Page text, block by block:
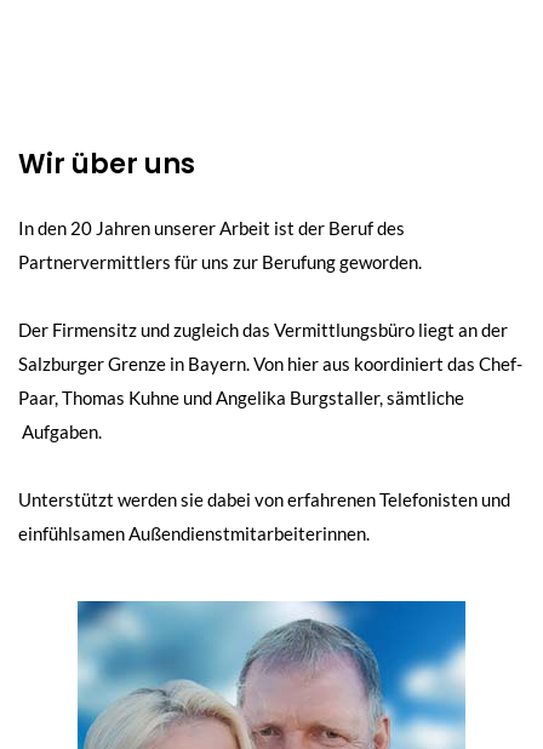
Wir über uns
In den 20 Jahren unserer Arbeit ist der Beruf des
Partnervermittlers für uns zur Berufung geworden.
Der Firmensitz und zugleich das Vermittlungsbüro liegt an der
Salzburger Grenze in Bayern. Von hier aus koordiniert das Chef-
Paar, Thomas Kuhne und Angelika Burgstaller, sämtliche
Aufgaben.
Unterstützt werden sie dabei von erfahrenen Telefonisten und
einfühlsamen Außendienstmitarbeiterinnen.